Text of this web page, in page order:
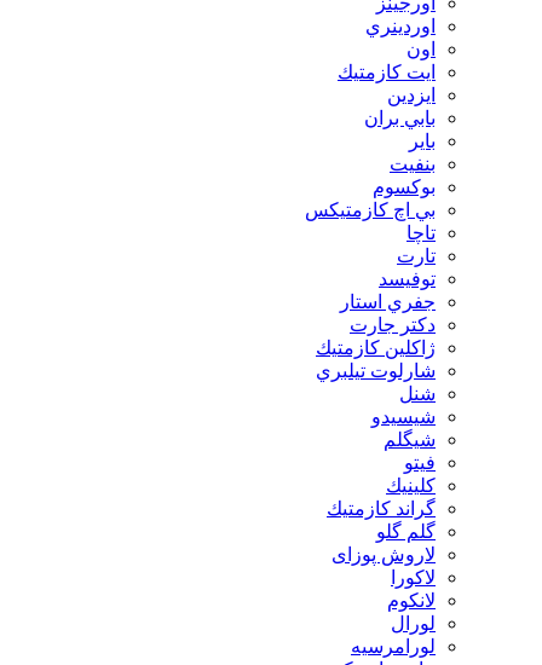
اوردينري
اون
ايت كازمتيك
ايزدين
بابي بران
بایر
بنفيت
بوكسوم
بي اچ كازمتيكس
تاچا
تارت
توفيسد
جفري استار
دكتر جارت
ژاكلين كازمتيك
شارلوت تيلبري
شنل
شيسيدو
شیگلم
فيتو
كلينيك
گراند كازمتيك
گلم گلو
لاروش پوزای
لاكورا
لانكوم
لورال
لورامرسيه